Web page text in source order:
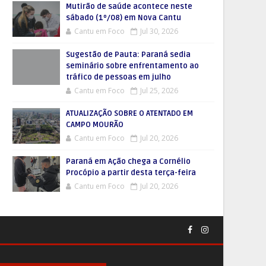
Mutirão de saúde acontece neste
sábado (1º/08) em Nova Cantu
Cantu em Foco Jul 30, 2026
Sugestão de Pauta: Paraná sedia
seminário sobre enfrentamento ao
tráfico de pessoas em julho
Cantu em Foco Jul 25, 2026
ATUALIZAÇÃO SOBRE O ATENTADO EM
CAMPO MOURÃO
Cantu em Foco Jul 20, 2026
Paraná em Ação chega a Cornélio
Procópio a partir desta terça-feira
Cantu em Foco Jul 20, 2026